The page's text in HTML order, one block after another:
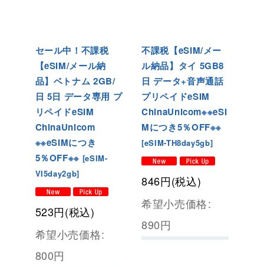
セール中！不課税
【eSIM/メール納
品】ベトナム 2GB/
日 5日 データ専用 プ
リペイドeSIM
ChinaUnicom
※※eSIMにつき
5％OFF※※ [eSIM-
VI5day2gb]
523円(税込)
希望小売価格:
800円
不課税【eSIM/メー
ル納品】タイ 5GB8
日 データ+音声通話
プリペイドeSIM
ChinaUnicom※※eSI
Mにつき5％OFF※※
[eSIM-TH8day5gb]
846円(税込)
希望小売価格:
890円